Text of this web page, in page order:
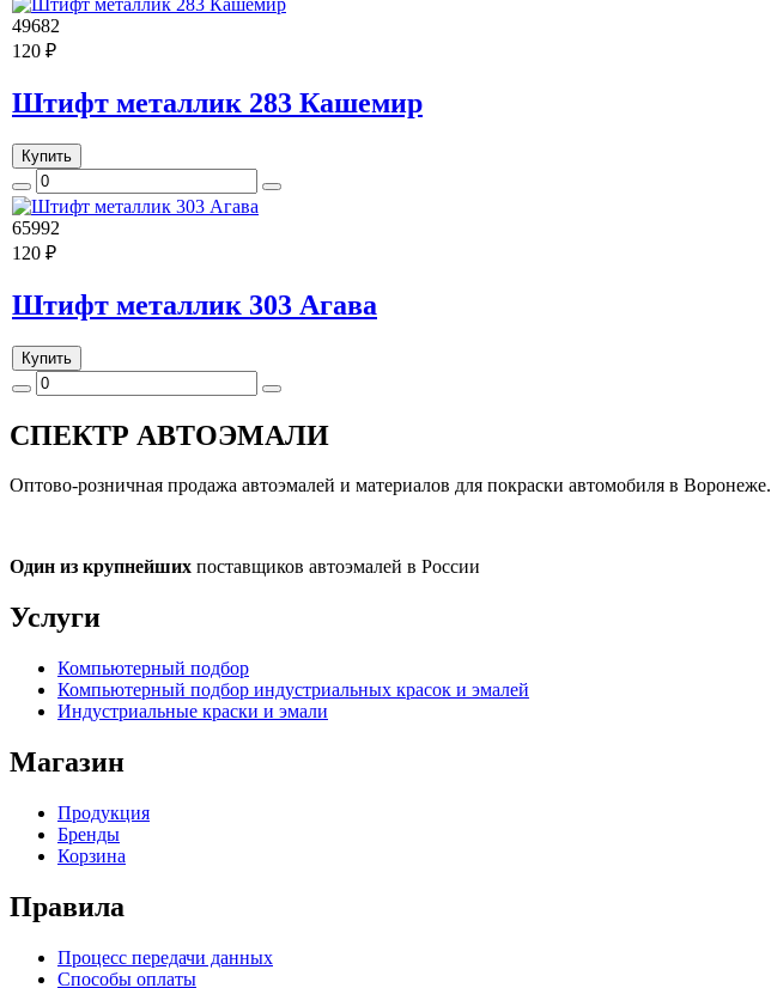
49682
120 ₽
Штифт металлик 283 Кашемир
Купить
65992
120 ₽
Штифт металлик 303 Агава
Купить
СПЕКТР АВТОЭМАЛИ
Оптово-розничная продажа автоэмалей и материалов для покраски автомобиля в Воронеже.
Один из крупнейших поставщиков автоэмалей в России
Услуги
Компьютерный подбор
Компьютерный подбор индустриальных красок и эмалей
Индустриальные краски и эмали
Магазин
Продукция
Бренды
Корзина
Правила
Процесс передачи данных
Способы оплаты